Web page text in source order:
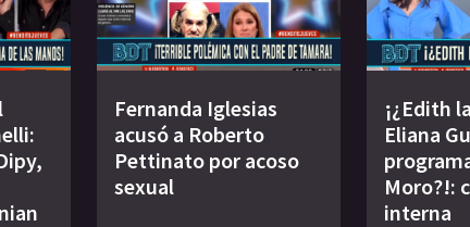
Fernanda Iglesias
acusó a Roberto
Pettinato por acoso
sexual
¡¿Edith
Eliana
Moro?!:
interna